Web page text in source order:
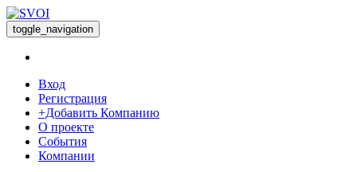
toggle_navigation
Вход
Регистрация
+Добавить Компанию
О проекте
События
Компании